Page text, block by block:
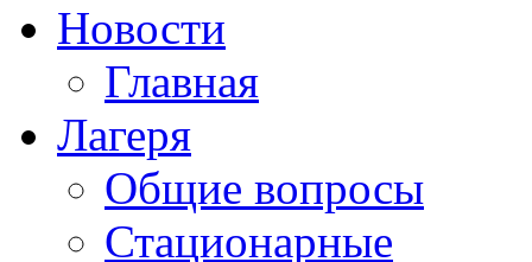
Новости
Главная
Лагеря
Общие вопросы
Стационарные